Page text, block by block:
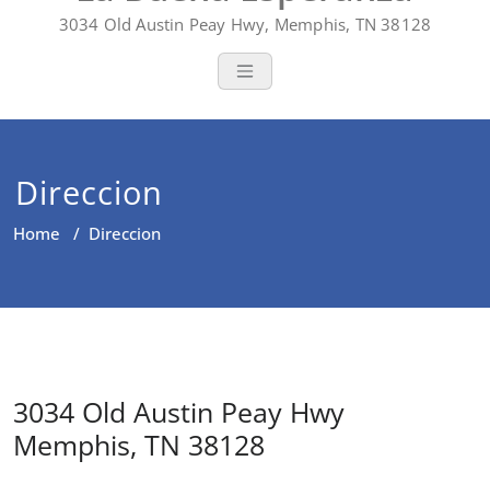
3034 Old Austin Peay Hwy, Memphis, TN 38128
Direccion
Home / Direccion
3034 Old Austin Peay Hwy
Memphis, TN 38128